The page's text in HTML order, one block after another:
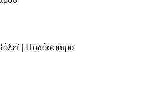
| Ποδόσφαιρο